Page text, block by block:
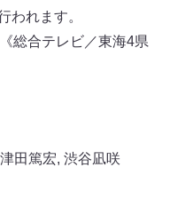
われます。
総合テレビ／東海4県
津田篤宏, 渋谷凪咲